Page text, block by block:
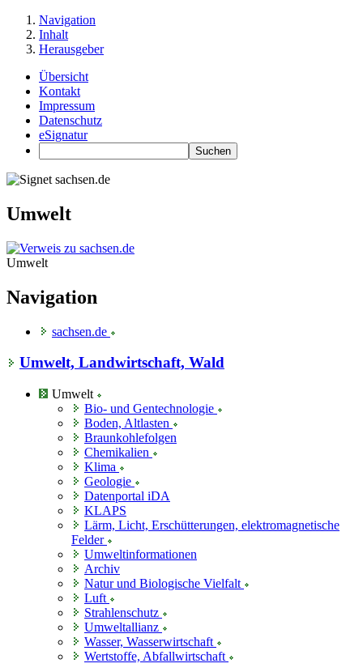
Navigation
Inhalt
Herausgeber
Übersicht
Kontakt
Impressum
Datenschutz
eSignatur
Umwelt
Umwelt
Navigation
sachsen.de
Umwelt, Landwirtschaft, Wald
Umwelt
Bio- und Gentechnologie
Boden, Altlasten
Braunkohlefolgen
Chemikalien
Klima
Geologie
Datenportal iDA
KLAPS
Lärm, Licht, Erschütterungen, elektromagnetische
Felder
Umweltinformationen
Archiv
Natur und Biologische Vielfalt
Luft
Strahlenschutz
Umweltallianz
Wasser, Wasserwirtschaft
Wertstoffe, Abfallwirtschaft